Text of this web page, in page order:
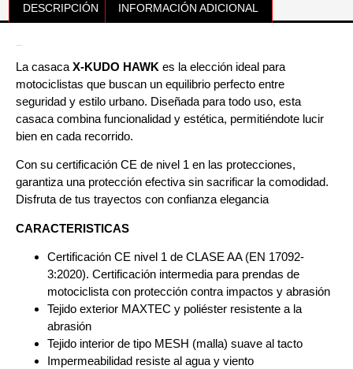
DESCRIPCIÓN INFORMACIÓN ADICIONAL
La casaca X-KUDO HAWK es la elección ideal para
motociclistas que buscan un equilibrio perfecto entre
seguridad y estilo urbano. Diseñada para todo uso, esta
casaca combina funcionalidad y estética, permitiéndote lucir
bien en cada recorrido.
Con su certificación CE de nivel 1 en las protecciones,
garantiza una protección efectiva sin sacrificar la comodidad.
Disfruta de tus trayectos con confianza elegancia
CARACTERISTICAS
Certificación CE nivel 1 de CLASE AA (EN 17092-
3:2020). Certificación intermedia para prendas de
motociclista con protección contra impactos y abrasión
Tejido exterior MAXTEC y poliéster resistente a la
abrasión
Tejido interior de tipo MESH (malla) suave al tacto
Impermeabilidad resiste al agua y viento